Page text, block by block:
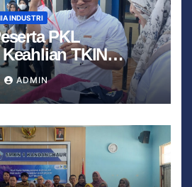
INDUSTRI
PKL
TKIN
Lancar
ADMIN